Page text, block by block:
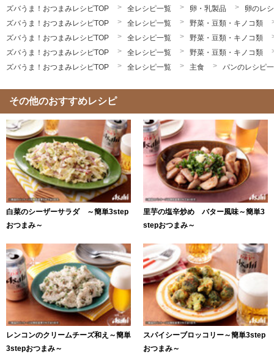
ズバうま！おつまみレシピTOP 全レシピ一覧 卵・乳製品
卵のレ
ズバうま！おつまみレシピTOP
全レシピ一覧
野菜・豆類・キノコ類
ズバうま！おつまみレシピTOP
全レシピ一覧
野菜・豆類・キノコ類
ズバうま！おつまみレシピTOP
全レシピ一覧
野菜・豆類・キノコ類
ズバうま！おつまみレシピTOP
全レシピ一覧 主食 パンのレシピ
その他のおすすめレシピ
白菜のシーザーサラダ ～簡単3step
おつまみ～
里芋の塩辛炒め バター風味～簡単3
stepおつまみ～
レンコンのクリームチーズ和え～簡単
3stepおつまみ～
スパイシーブロッコリー～簡単3step
おつまみ～